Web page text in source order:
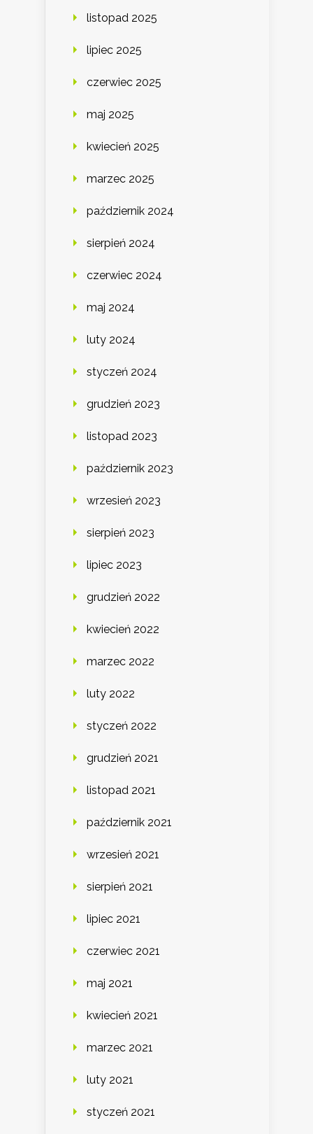
listopad 2025
lipiec 2025
czerwiec 2025
maj 2025
kwiecień 2025
marzec 2025
październik 2024
sierpień 2024
czerwiec 2024
maj 2024
luty 2024
styczeń 2024
grudzień 2023
listopad 2023
październik 2023
wrzesień 2023
sierpień 2023
lipiec 2023
grudzień 2022
kwiecień 2022
marzec 2022
luty 2022
styczeń 2022
grudzień 2021
listopad 2021
październik 2021
wrzesień 2021
sierpień 2021
lipiec 2021
czerwiec 2021
maj 2021
kwiecień 2021
marzec 2021
luty 2021
styczeń 2021